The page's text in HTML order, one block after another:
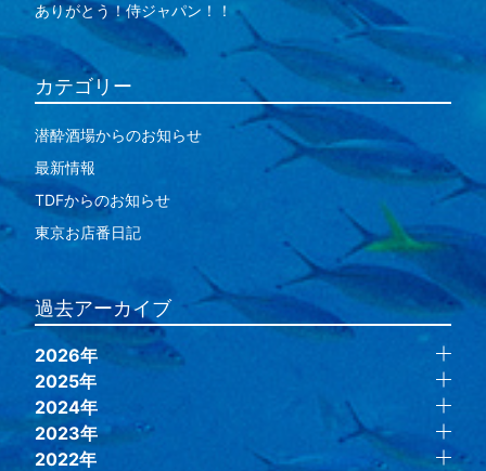
ありがとう！侍ジャパン！！
カテゴリー
潜酔酒場からのお知らせ
最新情報
TDFからのお知らせ
東京お店番日記
過去アーカイブ
2026年
2025年
2024年
2023年
2022年